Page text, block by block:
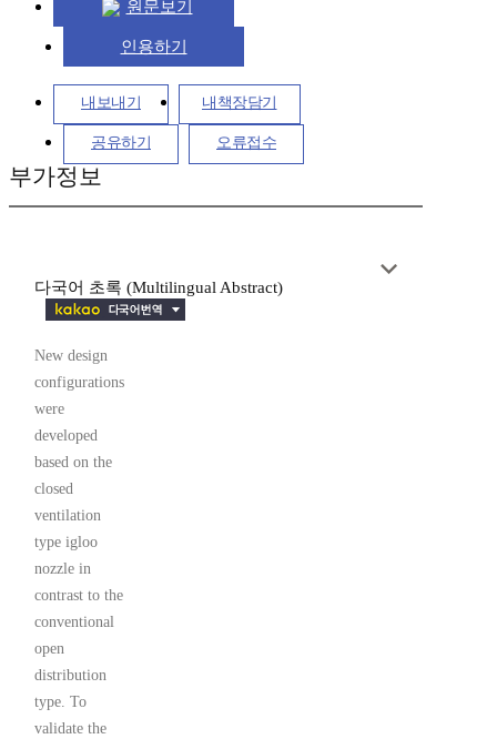
원문보기
인용하기
내보내기 내책장담기
공유하기 오류접수
부가정보
다국어 초록 (Multilingual Abstract)
New design
configurations
were
developed
based on the
closed
ventilation
type igloo
nozzle in
contrast to the
conventional
open
distribution
type. To
validate the